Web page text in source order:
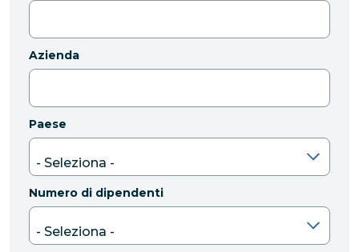
Azienda
Paese
Numero di dipendenti